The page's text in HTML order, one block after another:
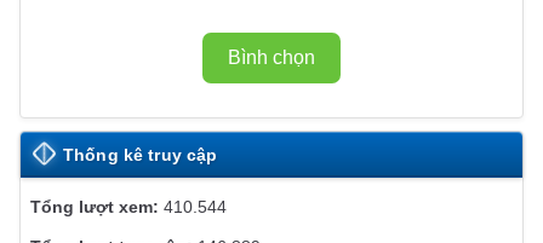
Bình chọn
Thống kê truy cập
410.544